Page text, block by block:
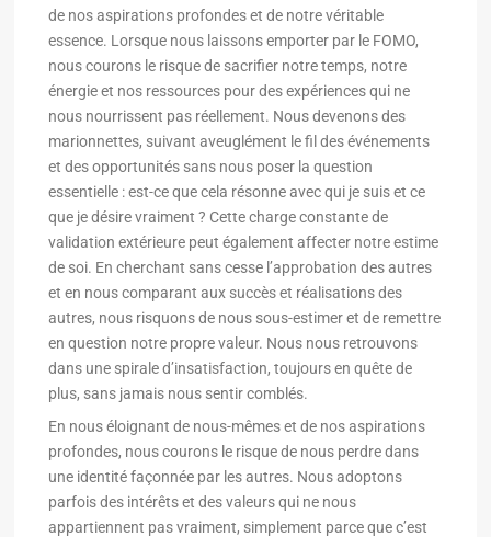
de nos aspirations profondes et de notre véritable
essence. Lorsque nous laissons emporter par le FOMO,
nous courons le risque de sacrifier notre temps, notre
énergie et nos ressources pour des expériences qui ne
nous nourrissent pas réellement. Nous devenons des
marionnettes, suivant aveuglément le fil des événements
et des opportunités sans nous poser la question
essentielle : est-ce que cela résonne avec qui je suis et ce
que je désire vraiment ? Cette charge constante de
validation extérieure peut également affecter notre estime
de soi. En cherchant sans cesse l’approbation des autres
et en nous comparant aux succès et réalisations des
autres, nous risquons de nous sous-estimer et de remettre
en question notre propre valeur. Nous nous retrouvons
dans une spirale d’insatisfaction, toujours en quête de
plus, sans jamais nous sentir comblés.
En nous éloignant de nous-mêmes et de nos aspirations
profondes, nous courons le risque de nous perdre dans
une identité façonnée par les autres. Nous adoptons
parfois des intérêts et des valeurs qui ne nous
appartiennent pas vraiment, simplement parce que c’est